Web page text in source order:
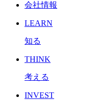
会社情報
LEARN
知る
THINK
考える
INVEST